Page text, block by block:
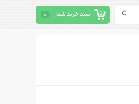
سبد خرید شما 0